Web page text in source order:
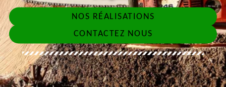
NOS RÉALISATIONS
CONTACTEZ NOUS